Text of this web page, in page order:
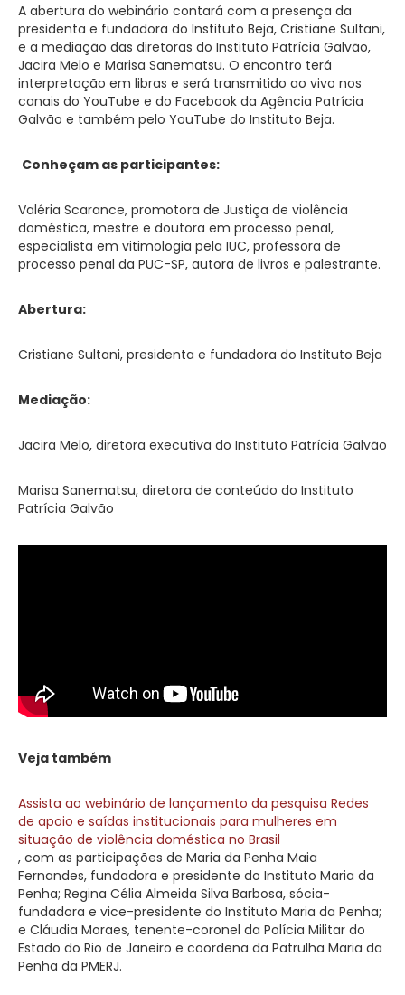
A abertura do webinário contará com a presença da
presidenta e fundadora do Instituto Beja, Cristiane Sultani,
e a mediação das diretoras do Instituto Patrícia Galvão,
Jacira Melo e Marisa Sanematsu. O encontro terá
interpretação em libras e será transmitido ao vivo nos
canais do YouTube e do Facebook da Agência Patrícia
Galvão e também pelo YouTube do Instituto Beja.
Conheçam as participantes:
Valéria Scarance, promotora de Justiça de violência
doméstica, mestre e doutora em processo penal,
especialista em vitimologia pela IUC, professora de
processo penal da PUC-SP, autora de livros e palestrante.
Abertura:
Cristiane Sultani, presidenta e fundadora do Instituto Beja
Mediação:
Jacira Melo, diretora executiva do Instituto Patrícia Galvão
Marisa Sanematsu, diretora de conteúdo do Instituto
Patrícia Galvão
Veja também
Assista ao webinário de lançamento da pesquisa Redes
de apoio e saídas institucionais para mulheres em
situação de violência doméstica no Brasil
, com as participações de Maria da Penha Maia
Fernandes, fundadora e presidente do Instituto Maria da
Penha; Regina Célia Almeida Silva Barbosa, sócia-
fundadora e vice-presidente do Instituto Maria da Penha;
e Cláudia Moraes, tenente-coronel da Polícia Militar do
Estado do Rio de Janeiro e coordena da Patrulha Maria da
Penha da PMERJ.